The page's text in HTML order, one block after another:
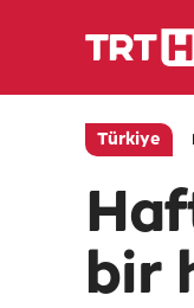
Türkiye
bir